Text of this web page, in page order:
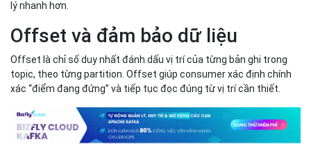
lý nhanh hơn.
Offset và đảm bảo dữ liệu
Offset là chỉ số duy nhất đánh dấu vị trí của từng bản ghi trong
topic, theo từng partition. Offset giúp consumer xác định chính
xác “điểm đang đứng” và tiếp tục đọc đúng từ vị trí cần thiết.